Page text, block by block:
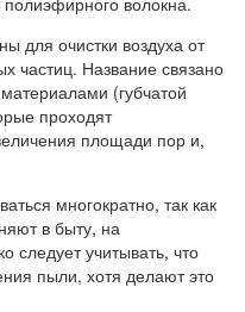
для очистки воздуха от
частиц. Название связано
(губчатой
проходят
площади пор и,
многократно, так как
в быту, на
следует учитывать, что
пыли, хотя делают это